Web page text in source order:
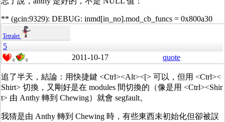
** (gcin:9329): DEBUG: inmd[in_no].mod_cb_funcs = 0x800a30
Tetralet
5
0 0 2011-10-17 quote
追了半天，結論：用快捷鍵 <Ctrl><Alt><[> 可以，但用 <Ctrl><
Shirt> 切換，又剛好是在 modules 間切換的（像是用 <Ctrl><Shir
t> 由 Anthy 轉到 Chewing）就會 segfault。
我猜是由 Anthy 轉到 Chewing 時，有些東西未初始化但卻被誤